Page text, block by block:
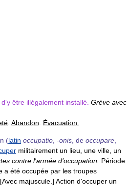
être illégalement installé. Grève avec
Abandon Évacuation.
(latin occupatio -onis , de occupare
militairement un lieu, une ville, un
contre l'armée d'occupation. Période
a été occupée par les troupes
majuscule.] Action d'occuper un